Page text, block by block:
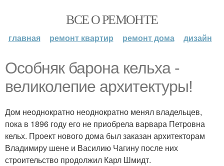
ВСЕ О РЕМОНТЕ
главная ремонт квартир ремонт дома дизайн
Особняк барона кельха -
великолепие архитектуры!
Дом неоднократно неоднократно менял владельцев,
пока в 1896 году его не приобрела варвара Петровна
кельх. Проект нового дома был заказан архитекторам
Владимиру шене и Василию Чагину после них
строительство продолжил Карл Шмидт.